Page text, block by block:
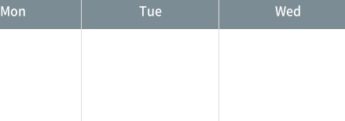
Mon Tue Wed